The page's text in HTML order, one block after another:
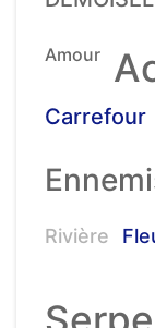
Amour
Carrefour
Rivière